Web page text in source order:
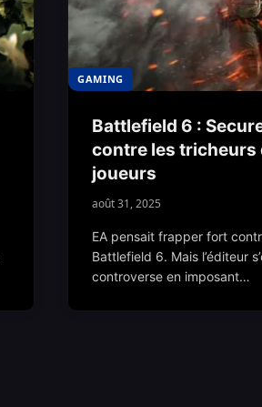
GAMING
Battlefield 6 :
contre les tricheurs
joueurs
août 31, 2025
EA pensait frapper fort
Battlefield 6. Mais l’éditeur
controverse en imposant…